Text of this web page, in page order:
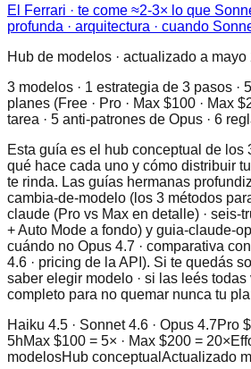
El Ferrari · te come ≈2-3× lo que
profunda · arquitectura · cuando
Hub de modelos · actualizado a mayo
3 modelos · 1 estrategia de 3 pasos ·
planes (Free · Pro · Max $100 · Max
tarea · 5 anti-patrones de Opus · 6
Esta guía es el hub conceptual de los
qué hace cada uno y cómo distribuir
te rinda. Las guías hermanas
cambia-de-modelo (los 3 métodos
claude (Pro vs Max en detalle) · seis-
+ Auto Mode a fondo) y guia-claude-
cuándo no Opus 4.7 · comparativa
4.6 · pricing de la API). Si te quedás
saber elegir modelo · si las leés
completo para no quemar nunca tu
Haiku 4.5 · Sonnet 4.6 · Opus 4.7Pro
5hMax $100 = 5× · Max $200 = 20×
modelosHub conceptual Actualizado